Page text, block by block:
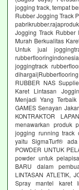
jogging track, tempat
Rubber Jogging Track
Jogging Track Rubber
Murah Berkualitas
Untuk jual
joggingtrack
RUBBER NAS
Karet Lintasan
Menjadi Yang
GAMES Senayan
KONTRAKTOR
menawarkan produk
jogging running track
yaitu SigmaTurf®
POWDER UNTUK
powder untuk
BARU dalam
LINTASAN ATLETIK,
Spray mantel karet